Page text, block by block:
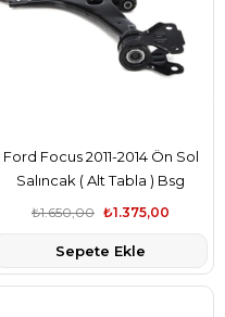
Ford Focus 2011-2014 Ön Sol
Salıncak ( Alt Tabla ) Bsg
Marka F1F13A423AAB
₺1.375,00
₺1.650,00
Sepete Ekle